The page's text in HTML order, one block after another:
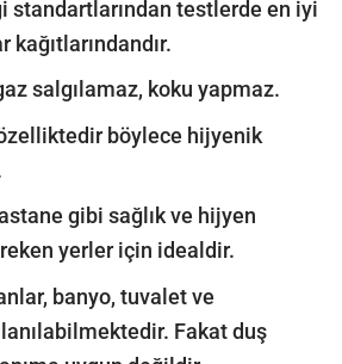
standartlarından testlerde en iyi
kağıtlarındandır.
salgılamaz, koku yapmaz.
böylece hijyenik
gibi sağlık ve hijyen
yerler için idealdir.
banyo, tuvalet ve
Fakat duş